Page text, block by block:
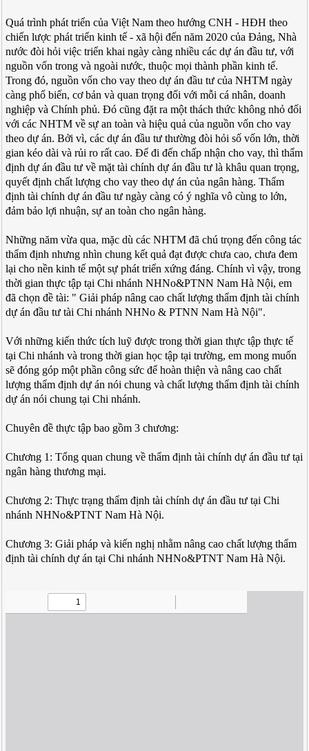
Quá trình phát triển của Việt Nam theo hướng CNH - HĐH theo
chiến lược phát triển kinh tế - xã hội đến năm 2020 của Đảng, Nhà
nước đòi hỏi việc triển khai ngày càng nhiều các dự án đầu tư, với
nguồn vốn trong và ngoài nước, thuộc mọi thành phần kinh tế.
Trong đó, nguồn vốn cho vay theo dự án đầu tư của NHTM ngày
càng phổ biến, cơ bản và quan trọng đối với mỗi cá nhân, doanh
nghiệp và Chính phủ. Đó cũng đặt ra một thách thức không nhỏ đối
với các NHTM về sự an toàn và hiệu quả của nguồn vốn cho vay
theo dự án. Bởi vì, các dự án đầu tư thường đòi hỏi số vốn lớn, thời
gian kéo dài và rủi ro rất cao. Để đi đến chấp nhận cho vay, thì thẩm
định dự án đầu tư về mặt tài chính dự án đầu tư là khâu quan trọng,
quyết định chất lượng cho vay theo dự án của ngân hàng. Thẩm
định tài chính dự án đầu tư ngày càng có ý nghĩa vô cùng to lớn,
đảm bảo lợi nhuận, sự an toàn cho ngân hàng.
Những năm vừa qua, mặc dù các NHTM đã chú trọng đến công tác
thẩm định nhưng nhìn chung kết quả đạt được chưa cao, chưa đem
lại cho nền kinh tế một sự phát triển xứng đáng. Chính vì vậy, trong
thời gian thực tập tại Chi nhánh NHNo&PTNN Nam Hà Nội, em
đã chọn đề tài: " Giải pháp nâng cao chất lượng thẩm định tài chính
dự án đầu tư tài Chi nhánh NHNo & PTNN Nam Hà Nội".
Với những kiến thức tích luỹ được trong thời gian thực tập thực tế
tại Chi nhánh và trong thời gian học tập tại trường, em mong muốn
sẽ đóng góp một phần công sức để hoàn thiện và nâng cao chất
lượng thẩm định dự án nói chung và chất lượng thẩm định tài chính
dự án nói chung tại Chi nhánh.
Chuyên đề thực tập bao gồm 3 chương:
Chương 1: Tổng quan chung về thẩm định tài chính dự án đầu tư tại
ngân hàng thương mại.
Chương 2: Thực trạng thẩm định tài chính dự án đầu tư tại Chi
nhánh NHNo&PTNT Nam Hà Nội.
Chương 3: Giải pháp và kiến nghị nhằm nâng cao chất lượng thẩm
định tài chính dự án tại Chi nhánh NHNo&PTNT Nam Hà Nội.